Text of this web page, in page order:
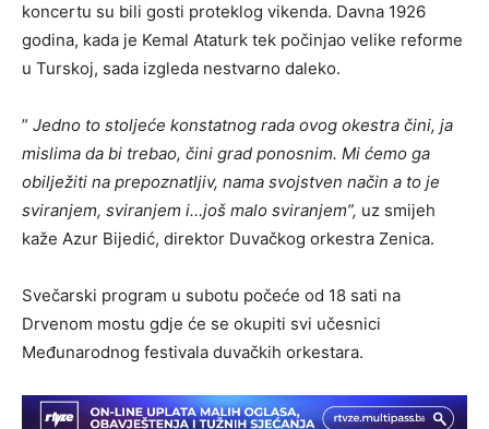
koncertu su bili gosti proteklog vikenda. Davna 1926
godina, kada je Kemal Ataturk tek počinjao velike reforme
u Turskoj, sada izgleda nestvarno daleko.
” Jedno to stoljeće konstatnog rada ovog okestra čini, ja
mislima da bi trebao, čini grad ponosnim. Mi ćemo ga
obilježiti na prepoznatljiv, nama svojstven način a to je
sviranjem, sviranjem i…još malo sviranjem”, uz smijeh
kaže Azur Bijedić, direktor Duvačkog orkestra Zenica.
Svečarski program u subotu počeće od 18 sati na
Drvenom mostu gdje će se okupiti svi učesnici
Međunarodnog festivala duvačkih orkestara.